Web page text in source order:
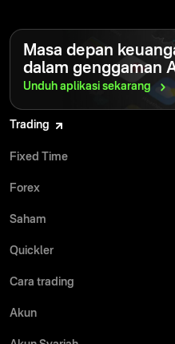
Masa depan
dalam genggaman
Unduh aplikasi sekarang
Trading
Fixed Time
Forex
Saham
Quickler
Cara trading
Akun